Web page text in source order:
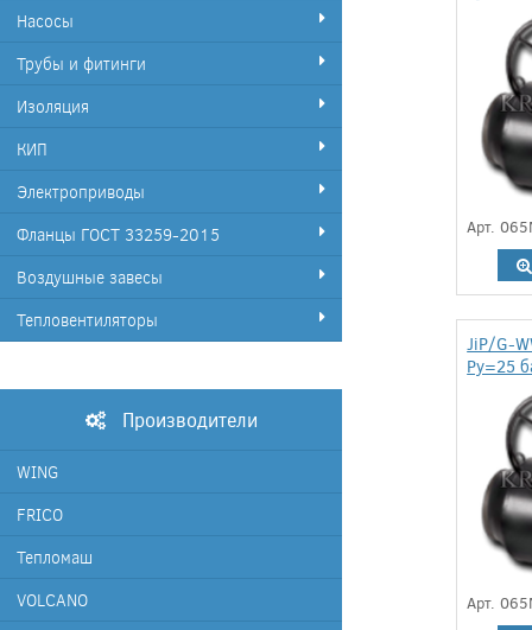
Насосы
Трубы и фитинги
Изоляция
КИП
Электроприводы
Фланцы ГОСТ 33259-2015
Воздушные завесы
Тепловентиляторы
Производители
WING
FRICO
Тепломаш
VOLCANO
Арт.
JiP/G-
Ру=25
Арт.